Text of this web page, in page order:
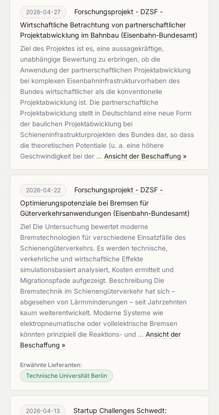
2026-04-27
Forschungsprojekt - DZSF -
Wirtschaftliche Betrachtung von partnerschaftlicher
Projektabwicklung im Bahnbau (Eisenbahn-Bundesamt)
Ziel des Projektes ist es, eine aussagekräftige,
unabhängige Bewertung zu erbringen, ob die
Anwendung der partnerschaftlichen Projektabwicklung
bei komplexen Eisenbahninfrastrukturvorhaben des
Bundes wirtschaftlicher als die konventionelle
Projektabwicklung ist. Die partnerschaftliche
Projektabwicklung stellt in Deutschland eine neue Form
der baulichen Projektabwicklung bei
Schieneninfrastrukturprojekten des Bundes dar, so dass
die theoretischen Potentiale (u. a. eine höhere
Geschwindigkeit bei der … Ansicht der Beschaffung »
2026-04-22
Forschungsprojekt - DZSF -
Optimierungspotenziale bei Bremsen für
Güterverkehrsanwendungen (Eisenbahn-Bundesamt)
Ziel Die Untersuchung bewertet moderne
Bremstechnologien für verschiedene Einsatzfälle des
Schienengüterverkehrs. Es werden technische,
verkehrliche und wirtschaftliche Effekte
simulationsbasiert analysiert, Kosten ermittelt und
Migrationspfade aufgezeigt. Beschreibung Die
Bremstechnik im Schienengüterverkehr hat sich –
abgesehen von Lärmminderungen – seit Jahrzehnten
kaum weiterentwickelt. Moderne Systeme wie
elektropneumatische oder vollelektrische Bremsen
könnten prinzipiell die Reaktions- und … Ansicht der
Beschaffung »
Erwähnte Lieferanten:
Technische Universität Berlin
2026-04-13
Startup Challenges Schwedt: